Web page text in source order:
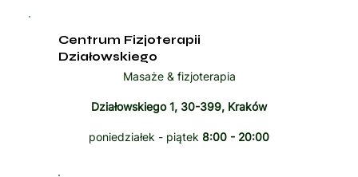
Centrum Fizjoterapii
Działowskiego
Masaże & fizjoterapia
Działowskiego 1, 30-399, Kraków
poniedziałek - piątek 8:00 - 20:00